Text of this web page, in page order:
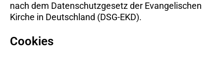
nach dem Datenschutzgesetz der Evangelischen
Kirche in Deutschland (DSG-EKD).
Cookies